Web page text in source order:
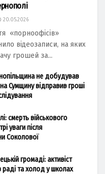
20.05.2026
«порноофісів»
відеозаписи, на яких
грошей за...
не добудував
Сумщину відправив гроші
смерть військового
уваги після
Соколової
громаді: активіст
та холод у школах